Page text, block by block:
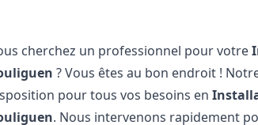
cherchez un professionnel pour votre
? Vous êtes au bon endroit !
pour tous vos besoins en
. Nous intervenons rapidement